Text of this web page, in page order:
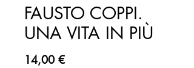
FAUSTO COPPI.
UNA VITA IN PIÙ
14,00 €Prezzo